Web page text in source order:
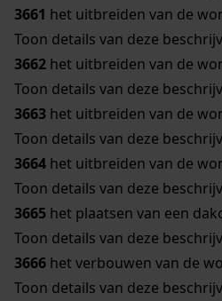
3661 het uitbreiden van de
Toon details van deze
3662 het uitbreiden van de
Toon details van deze
3663 het uitbreiden van de
Toon details van deze
3664 het uitbreiden van de
Toon details van deze
3665 het plaatsen van een
Toon details van deze
3666 het verbouwen van de
Toon details van deze